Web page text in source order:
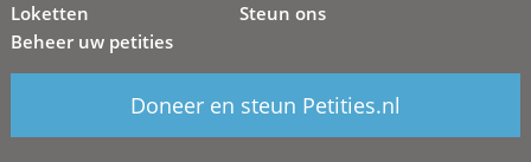
Loketten
Beheer uw petities
Steun ons
Doneer en steun Petities.nl